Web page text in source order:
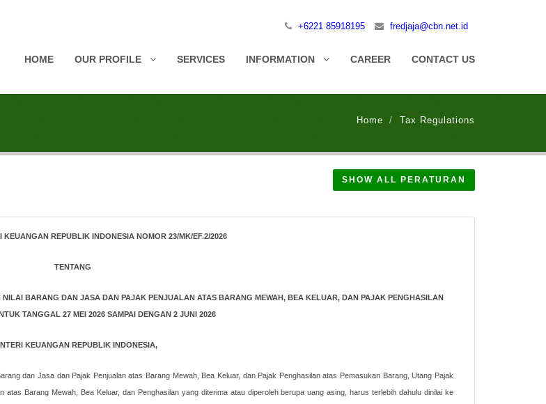
+6221 85918195 fredjaja@cbn.net.id
HOME OUR PROFILE SERVICES INFORMATION CAREER CONTACT US
Home Tax Regulations
SHOW ALL PERATURAN
KEUANGAN REPUBLIK INDONESIA NOMOR 23/MK/EF.2/2026
TENTANG
BARANG DAN JASA DAN PAJAK PENJUALAN ATAS BARANG MEWAH, BEA KELUAR, DAN PAJAK PENGHASILAN
TANGGAL 27 MEI 2026 SAMPAI DENGAN 2 JUNI 2026
KEUANGAN REPUBLIK INDONESIA,
dan Jasa dan Pajak Penjualan atas Barang Mewah, Bea Keluar, dan Pajak Penghasilan atas Pemasukan Barang, Utang Pajak
Barang Mewah, Bea Keluar, dan Penghasilan yang diterima atau diperoleh berupa uang asing, harus terlebih dahulu dinilai ke